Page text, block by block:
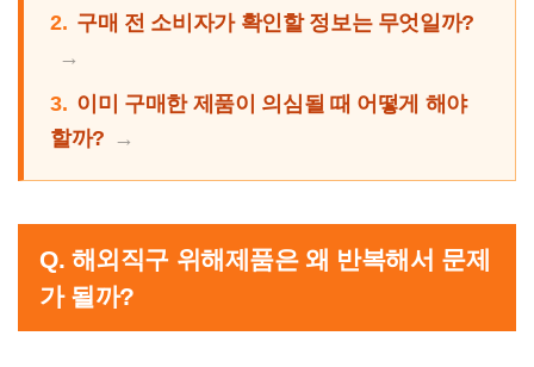
2. 구매 전 소비자가 확인할 정보는 무엇일까?
3. 이미 구매한 제품이 의심될 때 어떻게 해야
할까?
Q. 해외직구 위해제품은 왜 반복해서 문제
가 될까?